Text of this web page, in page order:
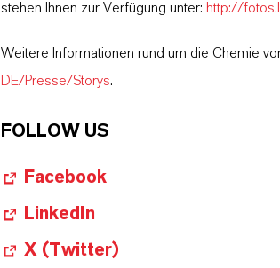
stehen Ihnen zur Verfügung unter: http://
Weitere Informationen rund um die Chemie
DE/Presse/Storys.
FOLLOW US
Facebook
LinkedIn
X (Twitter)